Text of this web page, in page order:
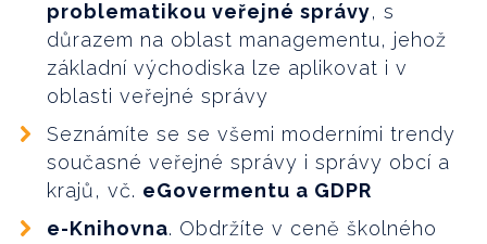
problematikou veřejné správy, s
důrazem na oblast managementu, jehož
základní východiska lze aplikovat i v
oblasti veřejné správy
Seznámíte se se všemi moderními trendy
současné veřejné správy i správy obcí a
krajů, vč. eGovermentu a GDPR
e-Knihovna. Obdržíte v ceně školného